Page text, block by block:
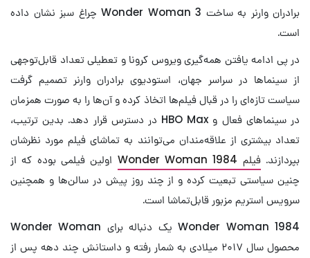
برادران وارنر به ساخت Wonder Woman 3 چراغ سبز نشان داده
است.
در پی ادامه یافتن همه‌گیری ویروس کرونا و تعطیلی تعداد قابل‌توجهی
از سینماها در سراسر جهان، استودیوی برادران وارنر تصمیم گرفت
سیاست تازه‌ای را در قبال فیلم‌ها اتخاذ کرده و آن‌ها را به صورت همزمان
در سینماهای فعال و HBO Max در دسترس قرار دهد. بدین ترتیب،
تعداد بیشتری از علاقه‌مندان می‌توانند به تماشای فیلم مورد نظرشان
بپردازند.فیلم Wonder Woman 1984
اولین فیلمی بوده که از
چنین سیاستی تبعیت کرده و از چند روز پیش در سالن‌ها و همچنین
سرویس استریم مزبور قابل‌تماشا است.
Wonder Woman 1984 یک دنباله برای Wonder Woman
محصول سال ۲۰۱۷ میلادی به شمار رفته و داستانش چند دهه پس از